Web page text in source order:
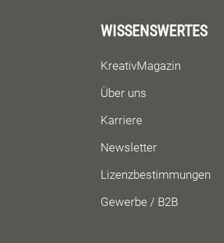
WISSENSWERTES
KreativMagazin
Über uns
Karriere
Newsletter
Lizenzbestimmungen
Gewerbe / B2B